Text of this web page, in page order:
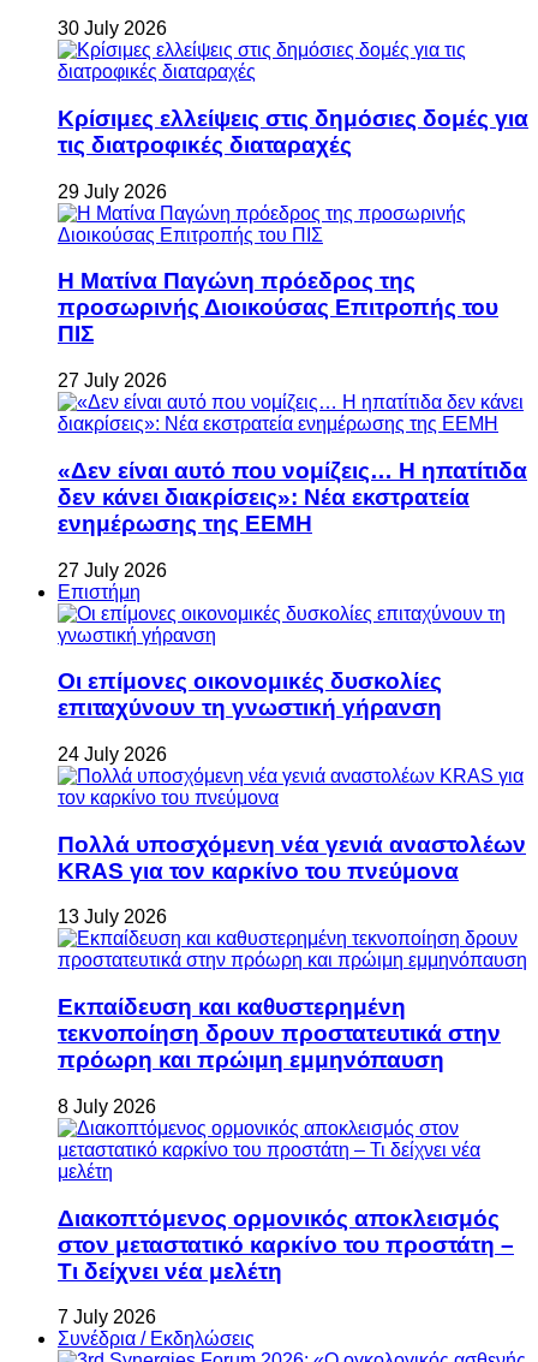
30 July 2026
Κρίσιμες ελλείψεις στις δημόσιες δομές για
τις διατροφικές διαταραχές
29 July 2026
Η Ματίνα Παγώνη πρόεδρος της
προσωρινής Διοικούσας Επιτροπής του
ΠΙΣ
27 July 2026
«Δεν είναι αυτό που νομίζεις… Η ηπατίτιδα
δεν κάνει διακρίσεις»: Νέα εκστρατεία
ενημέρωσης της ΕΕΜΗ
27 July 2026
Επιστήμη
Οι επίμονες οικονομικές δυσκολίες
επιταχύνουν τη γνωστική γήρανση
24 July 2026
Πολλά υποσχόμενη νέα γενιά αναστολέων
KRAS για τον καρκίνο του πνεύμονα
13 July 2026
Εκπαίδευση και καθυστερημένη
τεκνοποίηση δρουν προστατευτικά στην
πρόωρη και πρώιμη εμμηνόπαυση
8 July 2026
Διακοπτόμενος ορμονικός αποκλεισμός
στον μεταστατικό καρκίνο του προστάτη –
Τι δείχνει νέα μελέτη
7 July 2026
Συνέδρια / Εκδηλώσεις